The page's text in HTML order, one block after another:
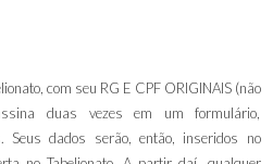
com seu RG E CPF ORIGINAIS (não
duas vezes em um formulário,
Seus dados serão, então, inseridos no